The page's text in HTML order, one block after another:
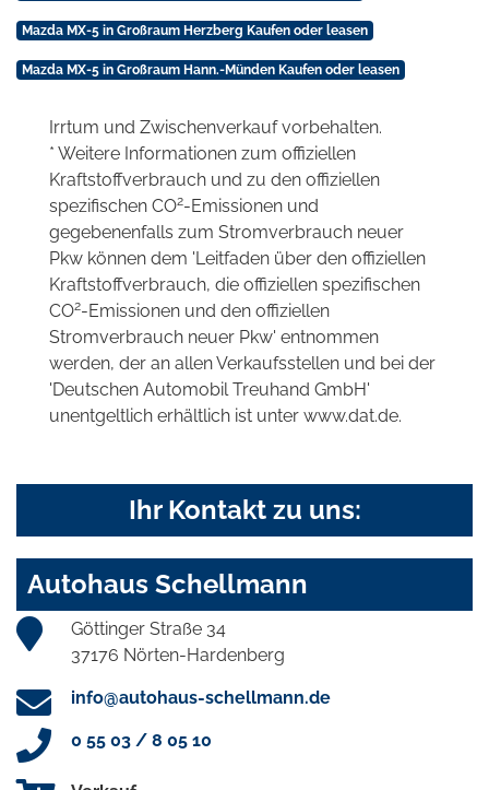
Mazda MX-5 in Großraum Herzberg Kaufen oder leasen
Mazda MX-5 in Großraum Hann.-Münden Kaufen oder leasen
Irrtum und Zwischenverkauf vorbehalten.
* Weitere Informationen zum offiziellen
Kraftstoffverbrauch und zu den offiziellen
spezifischen CO2-Emissionen und
gegebenenfalls zum Stromverbrauch neuer
Pkw können dem 'Leitfaden über den offiziellen
Kraftstoffverbrauch, die offiziellen spezifischen
CO2-Emissionen und den offiziellen
Stromverbrauch neuer Pkw' entnommen
werden, der an allen Verkaufsstellen und bei der
'Deutschen Automobil Treuhand GmbH'
unentgeltlich erhältlich ist unter www.dat.de.
Ihr Kontakt zu uns:
Autohaus Schellmann
Göttinger Straße 34
37176 Nörten-Hardenberg
info@autohaus-schellmann.de
0 55 03 / 8 05 10